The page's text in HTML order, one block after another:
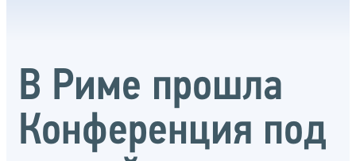
В Риме прошла
Конференция под